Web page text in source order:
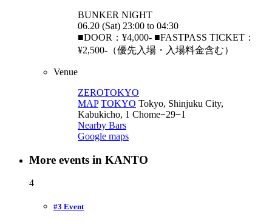
BUNKER NIGHT
06.20 (Sat) 23:00 to 04:30
■DOOR：¥4,000- ■FASTPASS TICKET：
¥2,500-（優先入場・入場料金含む）
Venue
ZEROTOKYO
MAP TOKYO Tokyo, Shinjuku City,
Kabukicho, 1 Chome−29−1
Nearby Bars
Google maps
More events in KANTO
4
#3 Event